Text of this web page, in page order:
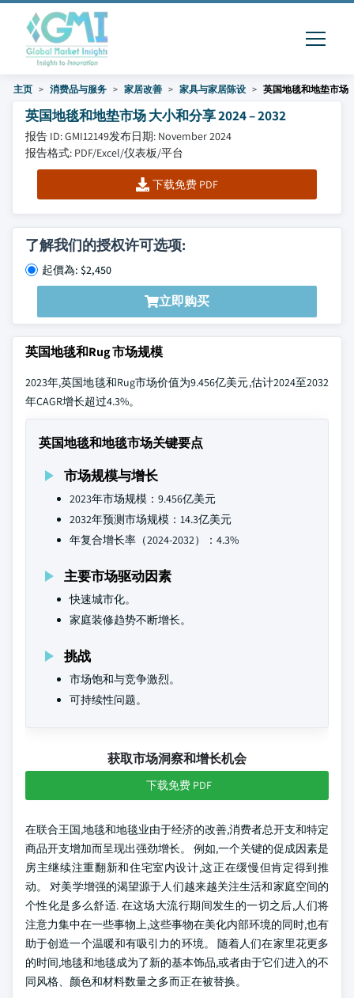
主页 消费品与服务 家居改善 家具与家居陈设 英国地毯和地垫市场
英国地毯和地垫市场 大小和分享 2024 – 2032
报告 ID: GMI12149发布日期: November 2024
报告格式: PDF/Excel/仪表板/平台
下载免费 PDF
了解我们的授权许可选项:
起價為: $2,450
立即购买
英国地毯和Rug 市场规模
2023年,英国地毯和Rug市场价值为9.456亿美元,估计2024至2032
年CAGR增长超过4.3%。
英国地毯和地毯市场关键要点
市场规模与增长
2023年市场规模：9.456亿美元
2032年预测市场规模：14.3亿美元
年复合增长率（2024-2032）：4.3%
主要市场驱动因素
快速城市化。
家庭装修趋势不断增长。
挑战
市场饱和与竞争激烈。
可持续性问题。
获取市场洞察和增长机会
下载免费 PDF
在联合王国,地毯和地毯业由于经济的改善,消费者总开支和特定
商品开支增加而呈现出强劲增长。 例如,一个关键的促成因素是
房主继续注重翻新和住宅室内设计,这正在缓慢但肯定得到推
动。 对美学增强的渴望源于人们越来越关注生活和家庭空间的
个性化是多么舒适. 在这场大流行期间发生的一切之后,人们将
注意力集中在一些事物上,这些事物在美化内部环境的同时,也有
助于创造一个温暖和有吸引力的环境。 随着人们在家里花更多
的时间,地毯和地毯成为了新的基本饰品,或者由于它们进入的不
同风格、颜色和材料数量之多而正在被替换。